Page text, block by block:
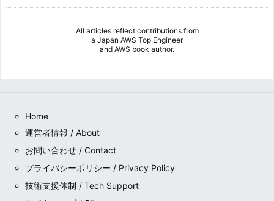
All articles reflect contributions from
a Japan AWS Top Engineer
and AWS book author.
Home
運営者情報 / About
お問い合わせ / Contact
プライバシーポリシー / Privacy Policy
技術支援体制 / Tech Support